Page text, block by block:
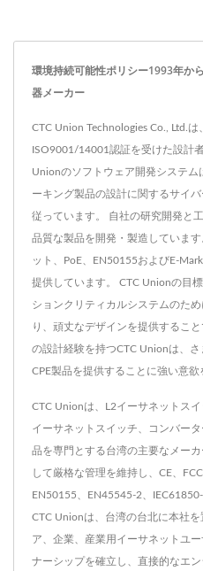
環境持続可能性ポリシー1993年か
器メーカー
CTC Union Technologies Co., Ltd.は
ISO9001/14001認証を受けた設計
Unionのソフトウェア開発システ
ーキング製品の設計に関するサイ
従っています。 自社の研究開発と
品質な製品を開発・製造していま
ット、PoE、EN50155およびE-
提供しています。 CTC Unionの目
ションクリティカルシステムのた
り、頑丈なデザインを提供するこ
の設計経験を持つCTC Unionは、
CPE製品を提供することに強い意欲
CTC Unionは、L2イーサネットス
イーサネットスイッチ、コンバー
品を専門とする台湾の主要なメー
して厳格な管理を維持し、CE、
EN50155、EN45545-2、
CTC Unionは、台湾の台北に本社
ア、企業、産業用イーサネットユ
ナーシップを確立し、直接的なエ